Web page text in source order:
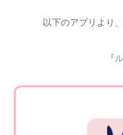
以下のアプリより
『